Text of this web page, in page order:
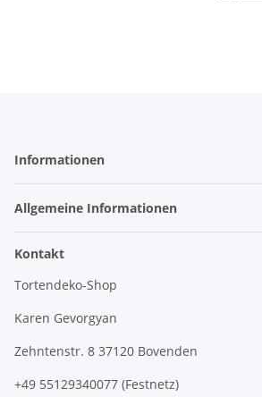
Informationen
Allgemeine Informationen
Kontakt
Tortendeko-Shop
Karen Gevorgyan
Zehntenstr. 8 37120 Bovenden
+49 55129340077 (Festnetz)